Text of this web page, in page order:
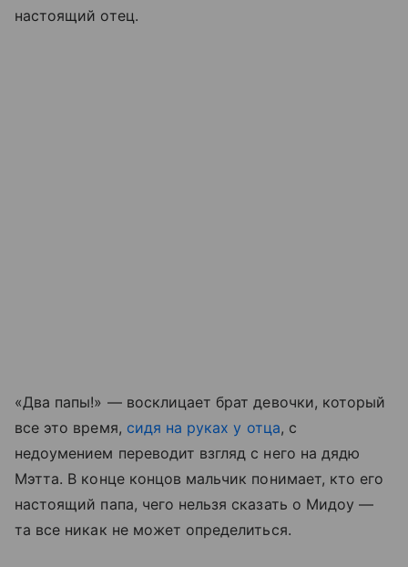
настоящий отец.
«Два папы!» — восклицает брат девочки, который
все это время, сидя на руках у отца, с
недоумением переводит взгляд с него на дядю
Мэтта. В конце концов мальчик понимает, кто его
настоящий папа, чего нельзя сказать о Мидоу —
та все никак не может определиться.